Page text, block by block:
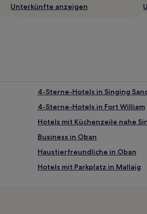
Unterkünfte anzeigen
4-Sterne-Hotels in Singing
4-Sterne-Hotels in Fort William
Hotels mit Küchenzeile nahe
Business in Oban
Haustierfreundliche in Oban
Hotels mit Parkplatz in Mallaig